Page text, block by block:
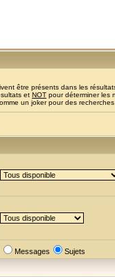
être présents dans les
et NOT pour déterminer les
un joker pour des
Messages Sujets